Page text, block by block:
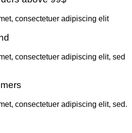
consectetuer adipiscing elit
consectetuer adipiscing elit, sed
consectetuer adipiscing elit, sed.